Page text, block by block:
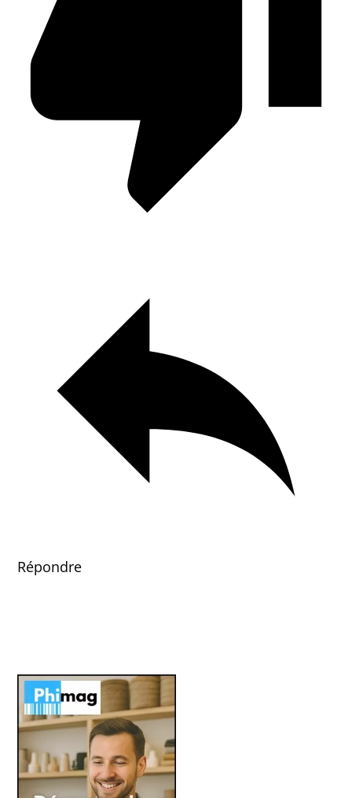
Répondre